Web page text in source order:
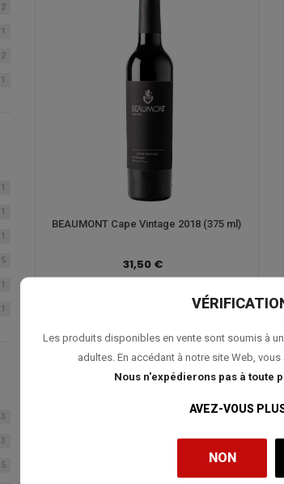
Les produits disponibles en vente sont soumis à
adultes. En accédant à notre site Web,
Nous n'expédierons pas à toute
AVEZ-VOUS
NON
2
1
2
1
1
1
1
5
1
1
3
3
5
BEAUMONT Cape Vintage 2018 (375 ml)
31,50 €